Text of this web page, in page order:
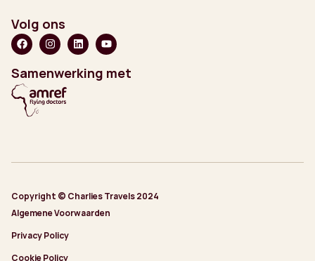
Volg ons
Samenwerking met
Copyright © Charlies Travels 2024
Algemene Voorwaarden
Privacy Policy
Cookie Policy